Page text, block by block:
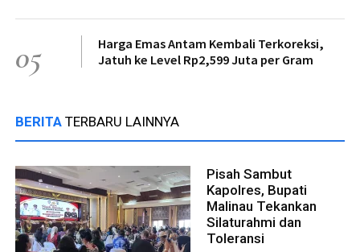
05
Harga Emas Antam Kembali Terkoreksi,
Jatuh ke Level Rp2,599 Juta per Gram
BERITA TERBARU LAINNYA
Pisah Sambut
Kapolres, Bupati
Malinau Tekankan
Silaturahmi dan
Toleransi